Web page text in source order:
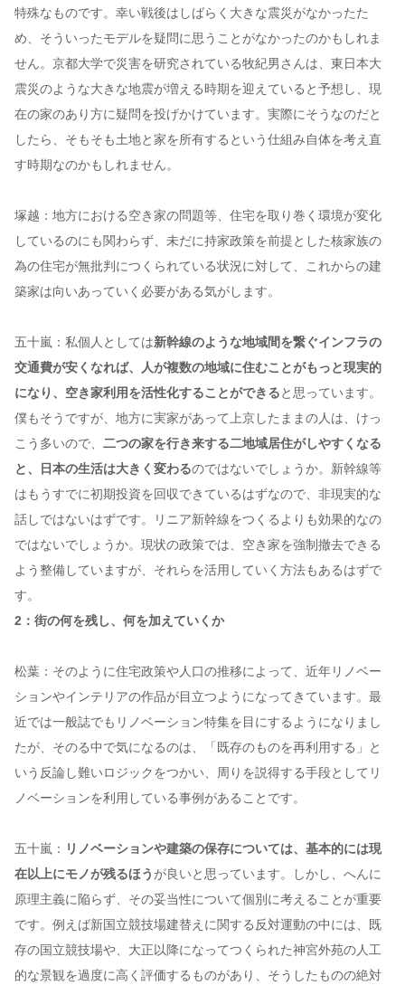
特殊なものです。幸い戦後はしばらく大きな震災がなかったた
め、そういったモデルを疑問に思うことがなかったのかもしれま
せん。京都大学で災害を研究されている牧紀男さんは、東日本大
震災のような大きな地震が増える時期を迎えていると予想し、現
在の家のあり方に疑問を投げかけています。実際にそうなのだと
したら、そもそも土地と家を所有するという仕組み自体を考え直
す時期なのかもしれません。
塚越：地方における空き家の問題等、住宅を取り巻く環境が変化
しているのにも関わらず、未だに持家政策を前提とした核家族の
為の住宅が無批判につくられている状況に対して、これからの建
築家は向いあっていく必要がある気がします。
五十嵐：私個人としては新幹線のような地域間を繋ぐインフラの
交通費が安くなれば、人が複数の地域に住むことがもっと現実的
になり、空き家利用を活性化することができると思っています。
僕もそうですが、地方に実家があって上京したままの人は、けっ
こう多いので、 二つの家を行き来する二地域居住がしやすくなる
と、日本の生活は大きく変わるのではないでしょうか。新幹線等
はもうすでに初期投資を回収できているはずなので、非現実的な
話しではないはずです。リニア新幹線をつくるよりも効果的なの
ではないでしょうか。現状の政策では、空き家を強制撤去できる
よう整備していますが、それらを活用していく方法もあるはずで
す。
2：街の何を残し、何を加えていくか
松葉：そのように住宅政策や人口の推移によって、近年リノベー
ションやインテリアの作品が目立つようになってきています。最
近では一般誌でもリノベーション特集を目にするようになりまし
たが、そのる中で気になるのは、「既存のものを再利用する」と
いう反論し難いロジックをつかい、周りを説得する手段としてリ
ノベーションを利用している事例があることです。
五十嵐： リノベーションや建築の保存については、基本的には現
在以上にモノが残るほう が良いと思っています。しかし、へんに
原理主義に陥らず、その妥当性について個別に考えることが重要
です。例えば新国立競技場建替えに関する反対運動の中には、既
存の国立競技場や、大正以降になってつくられた神宮外苑の人工
的な景観を過度に高く評価するものがあり、そうしたものの絶対